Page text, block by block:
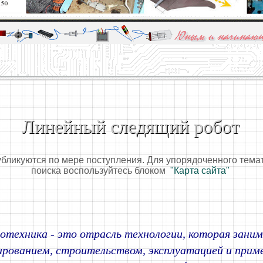
для юных и начинающих радиолюбителей - Popular science
и опыт профессионалов - Basics of electricity,
Линейный следящий робот
по мере поступления. Для упорядоченного
поиска воспользуйтесь блоком "Карта сайта"
- это отрасль технологии, которая
строительством, эксплуатацией и